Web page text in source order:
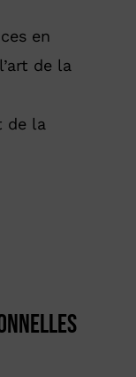
en
de la
de la